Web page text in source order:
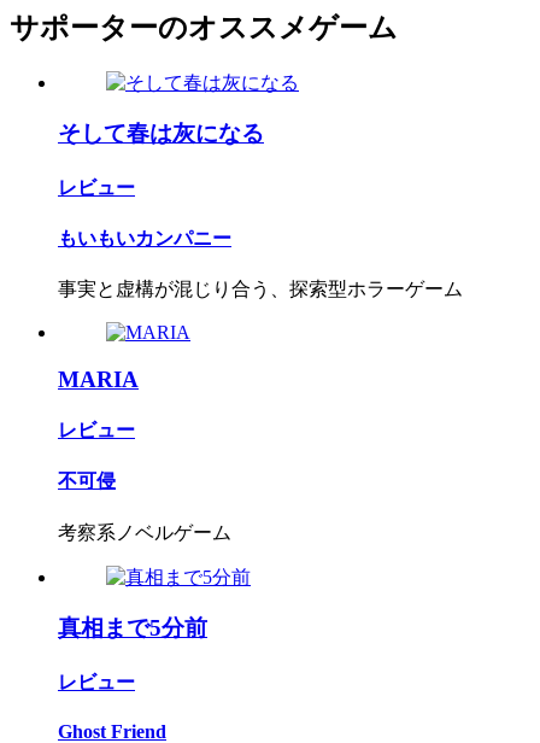
サポーターのオススメゲーム
そして春は灰になる
レビュー
もいもいカンパニー
事実と虚構が混じり合う、探索型ホラーゲーム
MARIA
レビュー
不可侵
考察系ノベルゲーム
真相まで5分前
レビュー
Ghost Friend